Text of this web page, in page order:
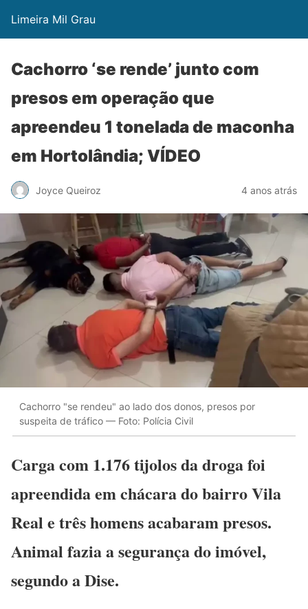
Limeira Mil Grau
Cachorro ‘se rende’ junto com
presos em operação que
apreendeu 1 tonelada de maconha
em Hortolândia; VÍDEO
Joyce Queiroz 4 anos atrás
Cachorro "se rendeu" ao lado dos donos, presos por
suspeita de tráfico — Foto: Polícia Civil
Carga com 1.176 tijolos da droga foi
apreendida em chácara do bairro Vila
Real e três homens acabaram presos.
Animal fazia a segurança do imóvel,
segundo a Dise.